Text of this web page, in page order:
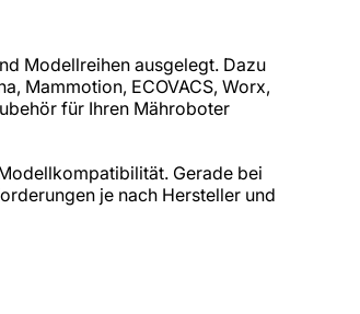
Modellreihen ausgelegt. Dazu
Mammotion, ECOVACS, Worx,
für Ihren Mähroboter
Gerade bei
je nach Hersteller und